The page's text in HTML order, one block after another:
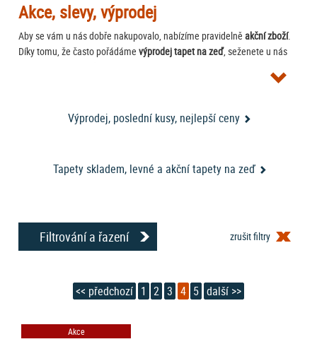
Akce, slevy, výprodej
Aby se vám u nás dobře nakupovalo, nabízíme pravidelněakční zboží.
Díky tomu, že často pořádámevýprodej tapet na zeď, seženete u nás
a další druhy tapet
každý, neustále doplňujeme náš sortiment tapet a dekorací a vždy u
zde, které jsou u nás připraveny jen pro vás.
Výprodej, poslední kusy, nejlepší ceny
Tapety skladem, levné a akční tapety na zeď
Filtrování a řazení zrušit filtry
<< předchozí 1 2 3 4 5 další >>
Akce